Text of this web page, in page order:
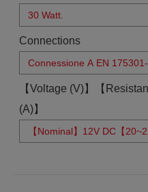
30 Watt.
Connections
Connessione A EN
【Voltage (V)】【
(A)】
【Nominal】12V DC【
【Proportional Control】